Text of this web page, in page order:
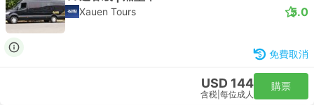
Xauen Tours 5.0
免費取消
USD 144
含税 每位成人
購票